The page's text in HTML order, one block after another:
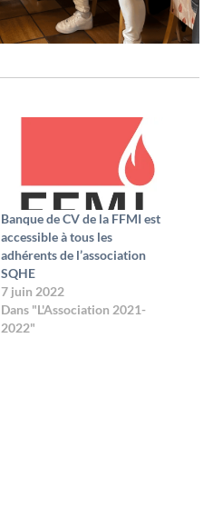
Banque de CV de la FFMI est
accessible à tous les
adhérents de l’association
SQHE
7 juin 2022
Dans "L'Association 2021-
2022"